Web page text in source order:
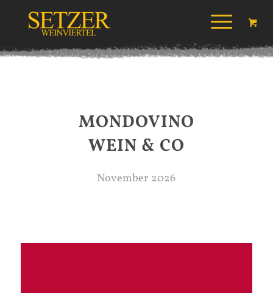
MONDOVINO
WEIN & CO
November 2026